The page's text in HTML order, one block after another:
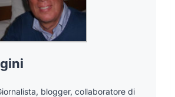
blogger, collaboratore di